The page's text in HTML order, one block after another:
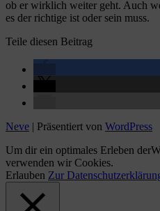
ob er wirklich weiter geht. Auch
es der richtige ist oder sein muss.
Teile diesen Beitrag
Neve | Präsentiert von WordPress
Um dir ein optimales Erleben
verwenden wir Cookies.
Erlauben Zur